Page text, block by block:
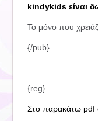
kindykids είναι
Το μόνο που
{/pub}
{reg}
Στο παρακάτω pdf